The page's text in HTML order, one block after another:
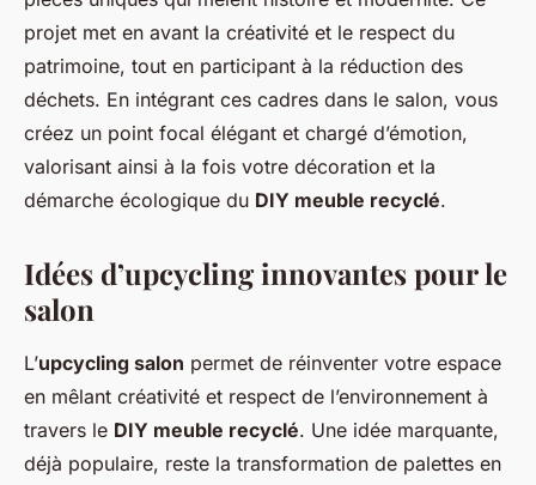
projet met en avant la créativité et le respect du
patrimoine, tout en participant à la réduction des
déchets. En intégrant ces cadres dans le salon, vous
créez un point focal élégant et chargé d’émotion,
valorisant ainsi à la fois votre décoration et la
démarche écologique du DIY meuble recyclé.
Idées d’upcycling innovantes pour le
salon
L’upcycling salon permet de réinventer votre espace
en mêlant créativité et respect de l’environnement à
travers le DIY meuble recyclé. Une idée marquante,
déjà populaire, reste la transformation de palettes en